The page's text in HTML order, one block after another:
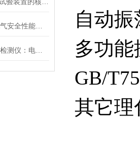
自动振
多功能
GB/
其它